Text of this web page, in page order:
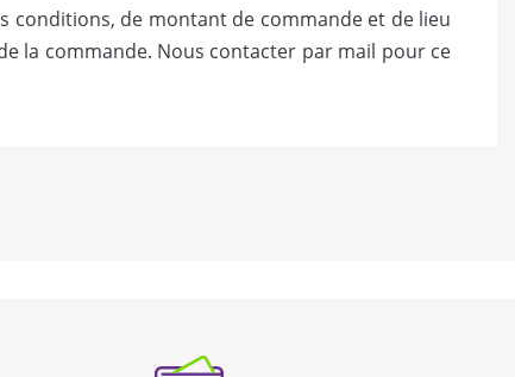
conditions, de montant de commande et de lieu
la commande. Nous contacter par mail pour ce